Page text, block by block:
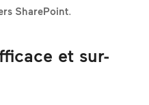
SharePoint.
et sur-